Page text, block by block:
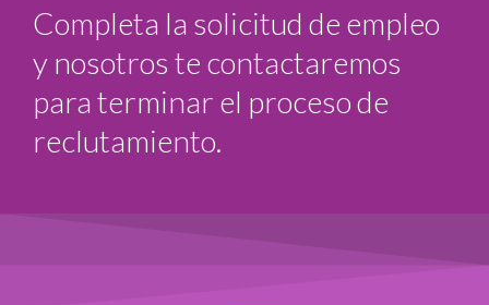
Completa la solicitud de empleo
y nosotros te contactaremos
para terminar el proceso de
reclutamiento.